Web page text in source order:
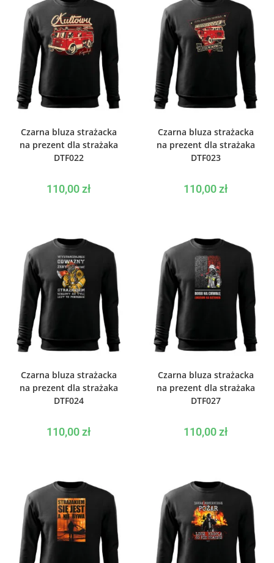
Czarna bluza strażacka
na prezent dla strażaka
DTF022
110,00zł
Czarna bluza strażacka
na prezent dla strażaka
DTF023
110,00zł
Czarna bluza strażacka
na prezent dla strażaka
DTF024
110,00zł
Czarna bluza strażacka
na prezent dla strażaka
DTF027
110,00zł